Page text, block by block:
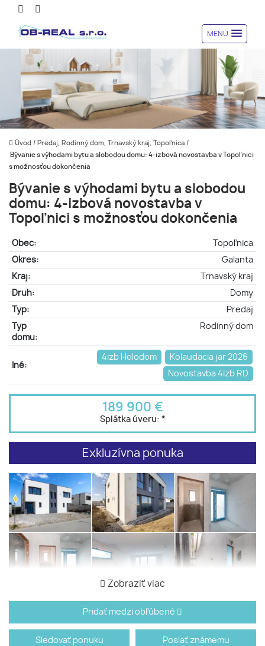
MENU
Úvod / Predaj, Rodinný dom, Trnavský kraj, Topoľnica /
Bývanie s výhodami bytu a slobodou domu: 4-izbová novostavba v Topoľnici
s možnosťou dokončenia
Bývanie s výhodami bytu a slobodou
domu: 4-izbová novostavba v
Topoľnici s možnosťou dokončenia
Obec:
Topoľnica
Okres:
Galanta
Kraj:
Trnavský kraj
Druh:
Domy
Typ:
Predaj
Typ
domu:
Rodinný dom
Iné:
4izb Holodom
Kolaudacia jar 2026
Novostavba 4izb RD
189 900 €
Splátka úveru: *
Exkluzívna ponuka
Zobraziť viac
Pridať medzi obľúbené
Sledovať ponuku Poslať známemu